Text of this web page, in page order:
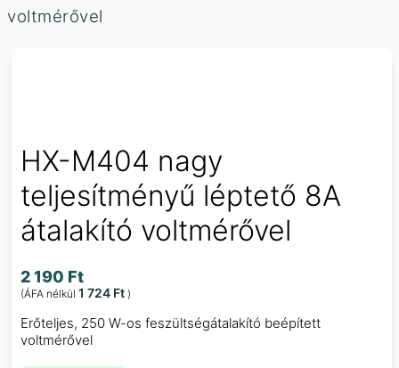
voltmérővel
HX-M404 nagy
teljesítményű léptető 8A
átalakító voltmérővel
2 190 Ft
(ÁFA nélkül 1 724 Ft )
Erőteljes, 250 W-os feszültségátalakító beépített
voltmérővel